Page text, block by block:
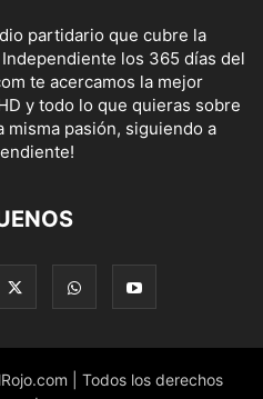
partidario que cubre la
los 365 días del
te acercamos la mejor
y todo lo que quieras sobre
misma pasión, siguiendo a
| Todos los derechos